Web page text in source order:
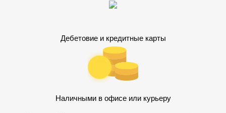
Дебетовие и кредитные карты
Наличными в офисе или курьеру